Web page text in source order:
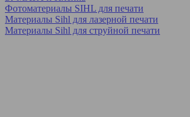
Фотоматериалы SIHL для печати
Материалы Sihl для лазерной печати
Материалы Sihl для струйной печати